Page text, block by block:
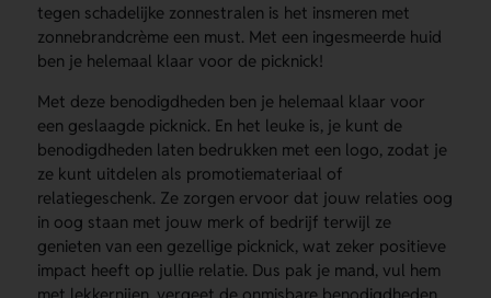
tegen schadelijke zonnestralen is het insmeren met
zonnebrandcrème een must. Met een ingesmeerde huid
ben je helemaal klaar voor de picknick!
Met deze benodigdheden ben je helemaal klaar voor
een geslaagde picknick. En het leuke is, je kunt de
benodigdheden laten bedrukken met een logo, zodat je
ze kunt uitdelen als promotiemateriaal of
relatiegeschenk. Ze zorgen ervoor dat jouw relaties oog
in oog staan met jouw merk of bedrijf terwijl ze
genieten van een gezellige picknick, wat zeker positieve
impact heeft op jullie relatie. Dus pak je mand, vul hem
met lekkernijen, vergeet de onmisbare benodigdheden